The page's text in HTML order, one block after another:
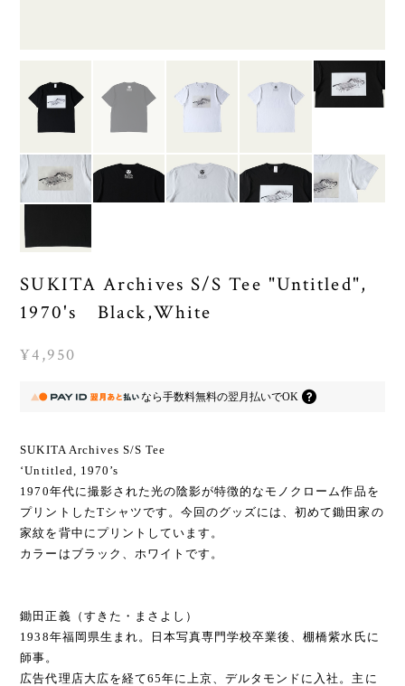
SUKITA Archives S/S Tee "Untitled",
1970's Black,White
¥4,950
なら手数料無料の翌月払いでOK
SUKITA Archives S/S Tee
‘Untitled, 1970’s
1970年代に撮影された光の陰影が特徴的なモノクローム作品を
プリントしたTシャツです。今回のグッズには、初めて鋤田家の
家紋を背中にプリントしています。
カラーはブラック、ホワイトです。
鋤田正義（すきた・まさよし）
1938年福岡県生まれ。日本写真専門学校卒業後、棚橋紫水氏に
師事。
広告代理店大広を経て65年に上京、デルタモンドに入社。主に